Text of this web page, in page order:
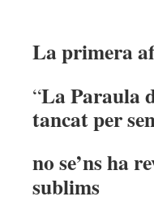
La primera
“La Paraula
tancat per
no se’ns ha
sublims